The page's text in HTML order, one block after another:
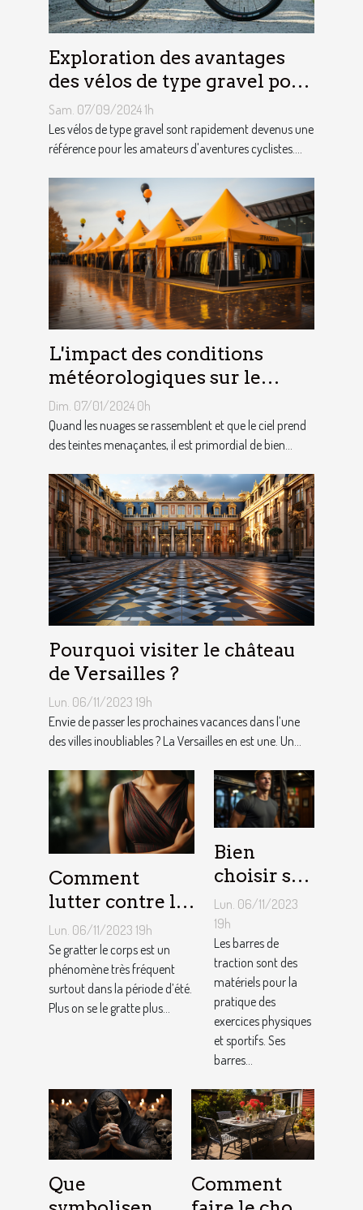
Exploration des avantages
des vélos de type gravel pour
les aventuriers
Sam. 07/09/2024 1h
Les vélos de type gravel sont rapidement devenus une
référence pour les amateurs d'aventures cyclistes....
L'impact des conditions
météorologiques sur le
choix des tentes publicitaires
Dim. 07/01/2024 0h
Quand les nuages se rassemblent et que le ciel prend
des teintes menaçantes, il est primordial de bien...
Pourquoi visiter le château
de Versailles ?
Lun. 06/11/2023 19h
Envie de passer les prochaines vacances dans l’une
des villes inoubliables ? La Versailles en est une. Un...
Comment
lutter contre la
démangeaison ?
Lun. 06/11/2023 19h
Se gratter le corps est un
phénomène très fréquent
surtout dans la période d’été.
Plus on se le gratte plus...
Bien
choisir sa
barre de
traction :
nos
conseils !
Lun. 06/11/2023
19h
Les barres de
traction sont des
matériels pour la
pratique des
exercices physiques
et sportifs. Ses
barres...
Que
Comment